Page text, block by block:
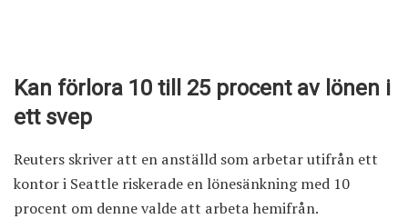
Kan förlora 10 till 25 procent av lönen i
ett svep
Reuters skriver att en anställd som arbetar utifrån ett
kontor i Seattle riskerade en lönesänkning med 10
procent om denne valde att arbeta hemifrån.